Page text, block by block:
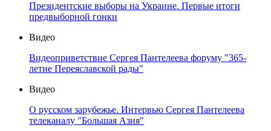
Президентские выборы на Украине. Первые итоги
предвыборной гонки
Видео
Видеоприветствие Сергея Пантелеева форуму "365-
летие Переяславской рады"
Видео
О русском зарубежье. Интервью Сергея Пантелеева
телеканалу "Большая Азия"